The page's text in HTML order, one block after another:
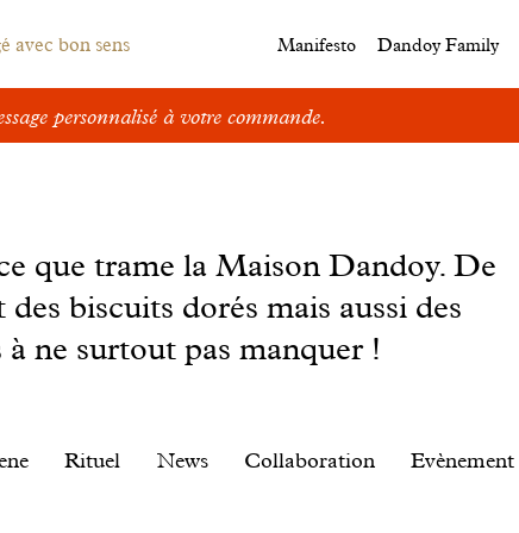
avec bon sens Manifesto Dandoy Family
personnalisé à votre commande.
que trame la Maison Dandoy. De
biscuits dorés mais aussi des
à ne surtout pas manquer !
Rituel News Collaboration Evènement